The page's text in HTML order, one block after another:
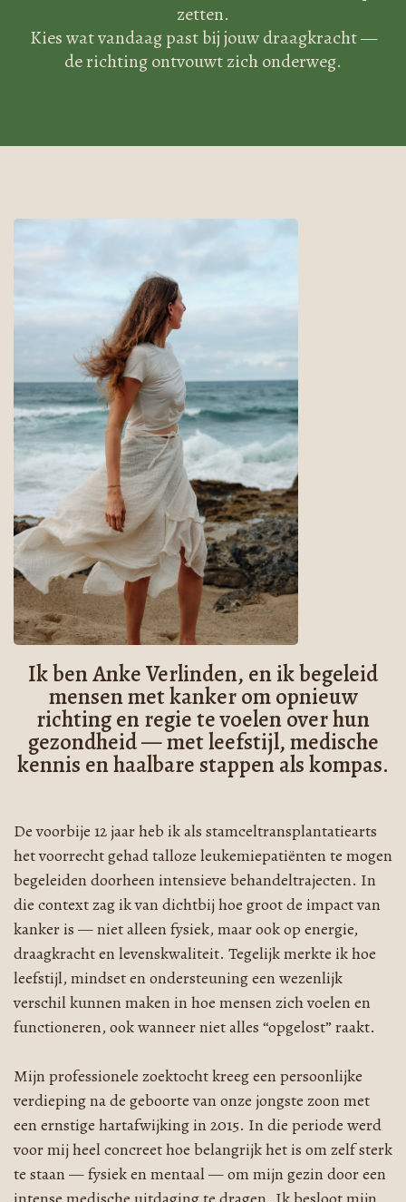
zetten.
Kies wat vandaag past bij jouw draagkracht —
de richting ontvouwt zich onderweg.
Ik ben Anke Verlinden, en ikbegeleid
mensen met kanker om opnieuw
richting en regie te voelen over hun
gezondheid — met leefstijl, medische
kennis en haalbare stappen als kompas.
De voorbije 12 jaar heb ik als stamceltransplantatiearts
het voorrecht gehad talloze leukemiepatiënten te mogen
begeleiden doorheen intensieve behandeltrajecten. In
die context zag ik van dichtbij hoe groot de impact van
kanker is — niet alleen fysiek, maar ook op energie,
draagkracht en levenskwaliteit. Tegelijk merkte ik hoe
leefstijl, mindset en ondersteuning een wezenlijk
verschil kunnen maken in hoe mensen zich voelen en
functioneren, ook wanneer niet alles “opgelost” raakt.
Mijn professionele zoektocht kreeg een persoonlijke
verdieping na de geboorte van onze jongste zoon met
een ernstige hartafwijking in 2015. In die periode werd
voor mij heel concreet hoe belangrijk het is om zelf sterk
te staan — fysiek en mentaal — om mijn gezin door een